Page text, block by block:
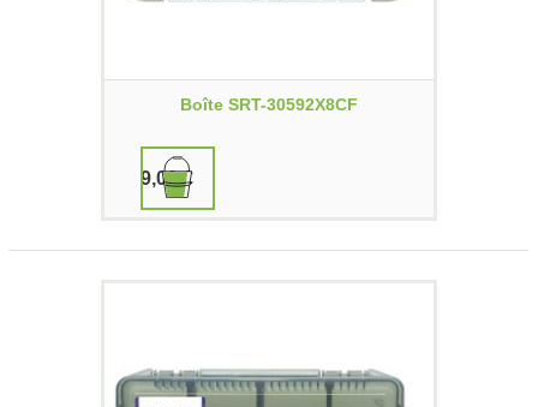
Boîte SRT-30592X8CF
9,00 €